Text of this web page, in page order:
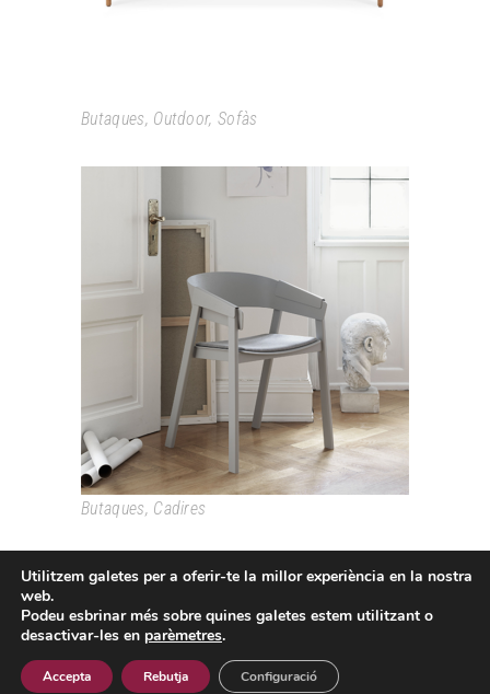
Butaques, Outdoor,Sofàs
COVER
Butaques, Cadires
Passeig Colom, 18 08002 Barcelona T. +34 933193361
espai@grao.info
Utilitzem galetes per a oferir-te la millor experiència en la nostra
web.
Podeu esbrinar més sobre quines galetes estem utilitzant o
desactivar-les en parèmetres.
Accepta Rebutja Configuració